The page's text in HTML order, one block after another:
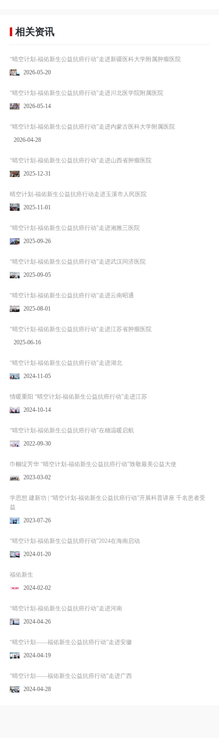
相关资讯
“晴空计划-福佑新生公益抗癌行动”走进新疆医科大学附属肿瘤医院
2026-05-20
“晴空计划-福佑新生公益抗癌行动”走进川北医学院附属医院
2026-05-14
“晴空计划-福佑新生公益抗癌行动”走进内蒙古医科大学附属医院
2026-04-28
“晴空计划-福佑新生公益抗癌行动”走进山西省肿瘤医院
2025-12-31
晴空计划-福佑新生公益抗癌行动走进玉溪市人民医院
2025-11-01
“晴空计划-福佑新生公益抗癌行动”走进湘雅三医院
2025-09-26
“晴空计划-福佑新生公益抗癌行动”走进武汉同济医院
2025-09-05
“晴空计划-福佑新生公益抗癌行动”走进云南昭通
2025-08-01
“晴空计划-福佑新生公益抗癌行动”走进江苏省肿瘤医院
2025-06-16
“晴空计划-福佑新生公益抗癌行动”走进湖北
2024-11-05
情暖重阳 “晴空计划-福佑新生公益抗癌行动”走进江苏
2024-10-14
“晴空计划-福佑新生公益抗癌行动”在穗温暖启航
2022-09-30
巾帼绽芳华 “晴空计划-福佑新生公益抗癌行动”致敬最美公益大使
2023-03-02
学思想 建新功 | “晴空计划-福佑新生公益抗癌行动”开展科普讲座 千名患者受
益
2023-07-26
“晴空计划-福佑新生公益抗癌行动”2024在海南启动
2024-01-20
福佑新生
2024-02-02
“晴空计划-福佑新生公益抗癌行动”走进河南
2024-04-26
“晴空计划——福佑新生公益抗癌行动”走进安徽
2024-04-19
“晴空计划——福佑新生公益抗癌行动”走进广西
2024-04-28